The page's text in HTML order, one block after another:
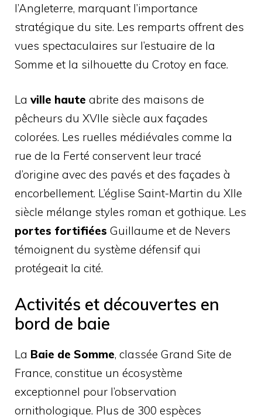
l’Angleterre, marquant l’importance
stratégique du site. Les remparts offrent des
vues spectaculaires sur l’estuaire de la
Somme et la silhouette du Crotoy en face.
La ville haute abrite des maisons de
pêcheurs du XVIIe siècle aux façades
colorées. Les ruelles médiévales comme la
rue de la Ferté conservent leur tracé
d’origine avec des pavés et des façades à
encorbellement. L’église Saint-Martin du XIIe
siècle mélange styles roman et gothique. Les
portes fortifiées Guillaume et de Nevers
témoignent du système défensif qui
protégeait la cité.
Activités et découvertes en
bord de baie
La Baie de Somme, classée Grand Site de
France, constitue un écosystème
exceptionnel pour l’observation
ornithologique. Plus de 300 espèces